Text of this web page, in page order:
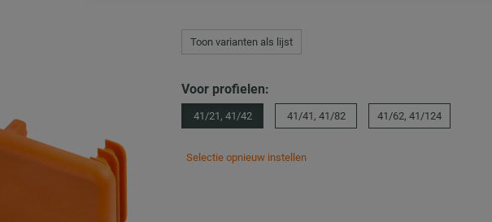
Toon varianten als lijst
Voor profielen:
41/21, 41/42 41/41, 41/82 41/62, 41/124
Selectie opnieuw instellen